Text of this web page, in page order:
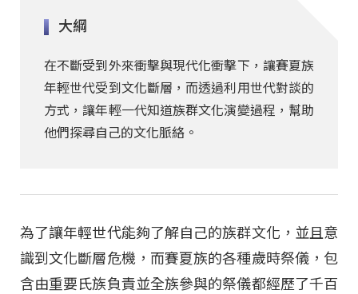
大綱
在不斷受到外來衝擊與現代化衝擊下，讓賽夏族
年輕世代受到文化斷層，而透過利用世代對談的
方式，讓年輕一代知道族群文化演變過程，幫助
他們探尋自己的文化脈絡。
為了讓年輕世代能夠了解自己的族群文化，並且意
識到文化斷層危機，而賽夏族的各種歲時祭儀，包
含由重要氏族負責並全族參與的祭儀都經歷了千百